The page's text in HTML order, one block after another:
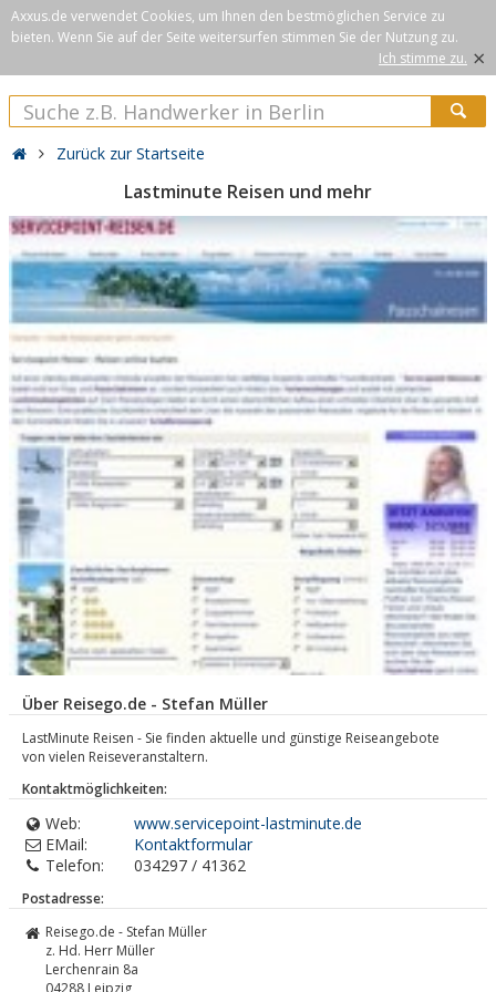
Axxus.de verwendet Cookies, um Ihnen den bestmöglichen Service zu
bieten. Wenn Sie auf der Seite weitersurfen stimmen Sie der Nutzung zu.
Ich stimme zu. ×
Zurück zur Startseite
Lastminute Reisen und mehr
Über Reisego.de - Stefan Müller
LastMinute Reisen - Sie finden aktuelle und günstige Reiseangebote
von vielen Reiseveranstaltern.
Kontaktmöglichkeiten:
Web:
www.servicepoint-lastminute.de
EMail:
Kontaktformular
Telefon:
034297 / 41362
Postadresse:
Reisego.de - Stefan Müller
z. Hd. Herr Müller
Lerchenrain 8a
04288 Leipzig